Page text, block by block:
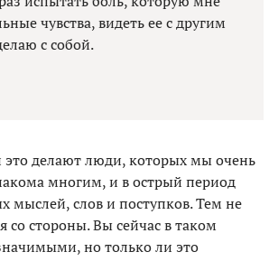
чувства, видеть ее с другим
с собой.
это делают люди, которых мы очень
многим, и в острый период
мыслей, слов и поступков. Тем не
со стороны. Вы сейчас в таком
но только ли это